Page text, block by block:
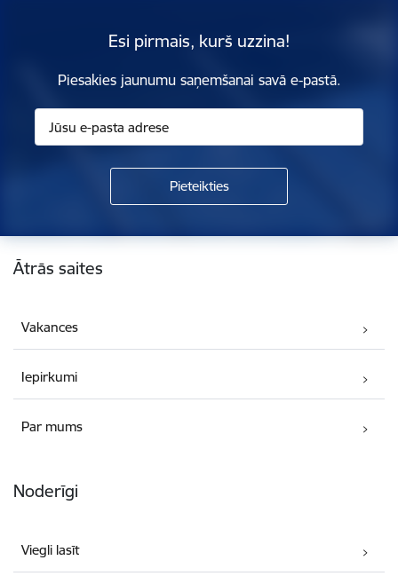
Esi pirmais, kurš uzzina!
Piesakies jaunumu saņemšanai savā e-pastā.
Kājene
Ātrās saites
Vakances
Iepirkumi
Par mums
Noderīgi
Viegli lasīt